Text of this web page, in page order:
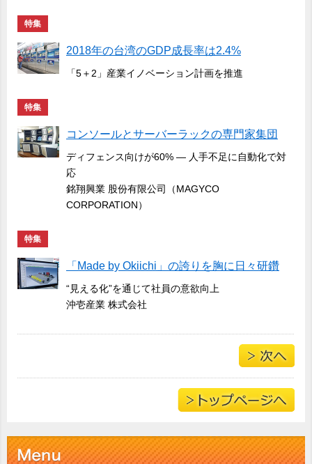
特集
2018年の台湾のGDP成長率は2.4%
「5＋2」産業イノベーション計画を推進
特集
コンソールとサーバーラックの専門家集団
ディフェンス向けが60% ― 人手不足に自動化で対
応
銘翔興業 股份有限公司（MAGYCO
CORPORATION）
特集
「Made by Okiichi」の誇りを胸に日々研鑽
“見える化”を通じて社員の意欲向上
沖壱産業 株式会社